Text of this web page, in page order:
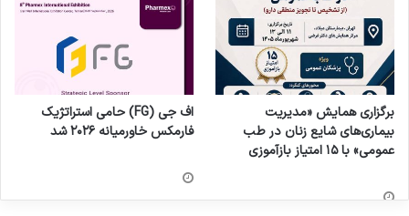
برگزاری همایش «مدیریت
بیماری‌های شایع زنان در طب
عمومی» با ۱۵ امتیاز بازآموزی
اف جی (FG) حامی استراتژیک
فارمکس خاورمیانه ۲۰۲۶ شد